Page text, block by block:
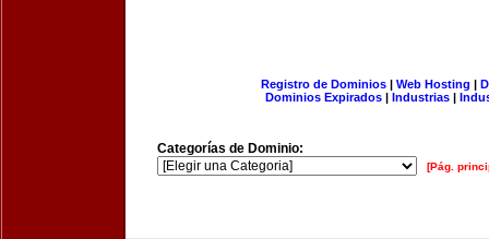
Registro de Dominios| Web Hosting |
Dominios Expirados | Industrias |
Categorías de Dominio:
[Pág.